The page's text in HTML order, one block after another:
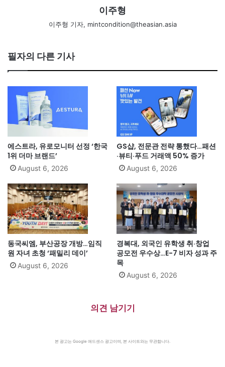
이주형
이주형 기자, mintcondition@theasian.asia
필자의 다른 기사
에스트라, 유로모니터 선정 ‘한국
1위 더마 브랜드’
August 6, 2026
GS샵, 전문관 전략 통했다…패션
·뷰티·푸드 거래액 50% 증가
August 6, 2026
동국씨엠, 부산공장 개방…임직
원 자녀 초청 ‘패밀리 데이’
August 6, 2026
경복대, 외국인 유학생 취·창업
공모전 우수상…E-7 비자 성과 주
목
August 6, 2026
의견 남기기
본 광고는 Google 애드센스 광고이며, 본 사이트와는 무관합니다.